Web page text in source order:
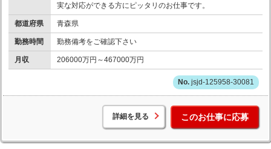
実な対応ができる方にピッタリのお仕事です。
都道府県 青森県
勤務時間 勤務備考をご確認下さい
月収 206000万円～467000万円
jsjd-125958-30081
詳細を見る このお仕事に応募